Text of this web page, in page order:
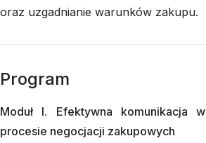
oraz uzgadnianie warunków zakupu.
Program
Moduł I. Efektywna komunikacja w
procesie negocjacji zakupowych